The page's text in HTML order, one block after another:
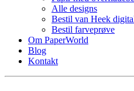
Alle designs
Bestil van Heek
Bestil farveprøve
Om PaperWorld
Blog
Kontakt